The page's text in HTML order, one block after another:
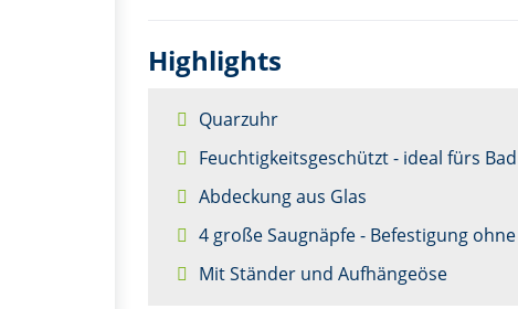
Highlights
Quarzuhr
Feuchtigkeitsgeschützt - ideal fürs Bad
Abdeckung aus Glas
4 große Saugnäpfe - Befestigung
Mit Ständer und Aufhängeöse